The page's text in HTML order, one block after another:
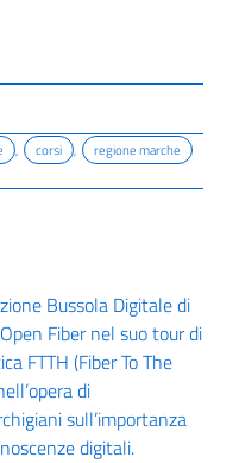
, corsi , regione marche
Bussola Digitale di
Fiber nel suotour di
FTTH (Fiber To The
di
sull’importanza
digitali.